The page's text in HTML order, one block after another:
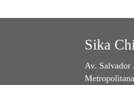
Sika
Av. Salvador
Metropolitana